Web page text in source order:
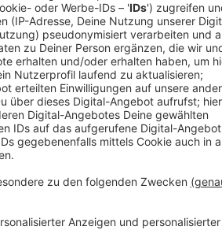
Comedy
Elvis Eifel - Der Podcast: